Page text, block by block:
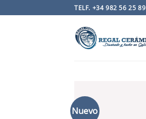
al
TELF. +34 982 56 25 89
Nuevo